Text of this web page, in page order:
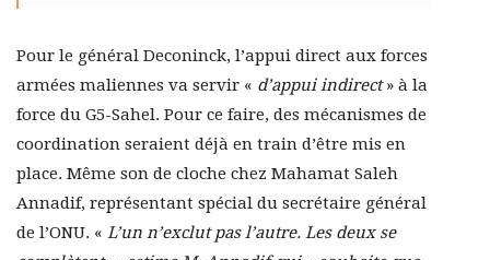
Pour le général Deconinck, l’appui direct aux forces
armées maliennes va servir « d’appui indirect» à la
force du G5-Sahel. Pour ce faire, des mécanismes de
coordination seraient déjà en train d’être mis en
place. Même son de cloche chez Mahamat Saleh
Annadif, représentant spécial du secrétaire général
de l’ONU. « L’un n’exclut pas l’autre. Les deux se